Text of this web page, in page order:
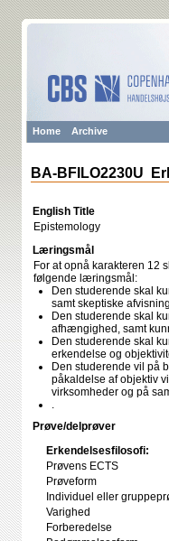
Home Archive
BA-BFILO2230U
English Title
Epistemology
Læringsmål
For at opnå karakteren 12
følgende læringsmål:
Den studerende skal
samt skeptiske
Den studerende skal
afhængighed, samt
Den studerende skal
erkendelse og
Den studerende vil på
påkaldelse af objektiv
virksomheder og på
.
Prøve/delprøver
Erkendelsesfilosofi:
Prøvens ECTS
Prøveform
Individuel eller
Varighed
Forberedelse